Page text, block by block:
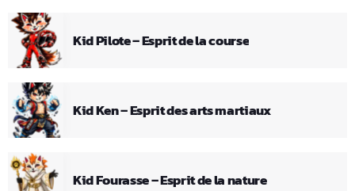
Kid Pilote – Esprit de la course
Kid Ken – Esprit des arts martiaux
Kid Fourasse – Esprit de la nature